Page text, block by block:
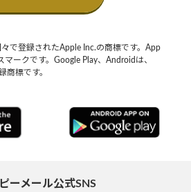
で登録されたApple Inc.の商標です。App
ークです。Google Play、Androidは、
商標です。
ーメール公式SNS